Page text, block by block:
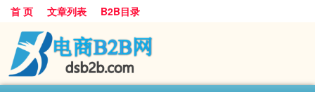
首 页 文章列表 B2B目录